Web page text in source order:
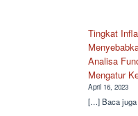
Tingkat
Analisa
Mengatur
April 16, 2023
[…] Baca juga